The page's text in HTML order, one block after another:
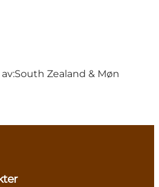
South Zealand & Møn